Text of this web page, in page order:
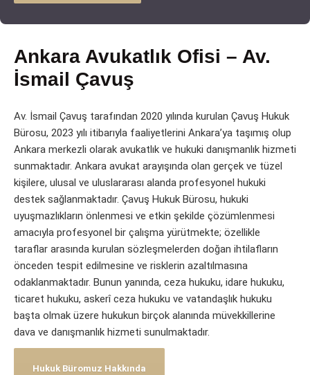
Ankara Avukatlık Ofisi – Av.
İsmail Çavuş
Av. İsmail Çavuş tarafından 2020 yılında kurulan Çavuş Hukuk
Bürosu, 2023 yılı itibarıyla faaliyetlerini Ankara’ya taşımış olup
Ankara merkezli olarak avukatlık ve hukuki danışmanlık hizmeti
sunmaktadır. Ankara avukat arayışında olan gerçek ve tüzel
kişilere, ulusal ve uluslararası alanda profesyonel hukuki
destek sağlanmaktadır. Çavuş Hukuk Bürosu, hukuki
uyuşmazlıkların önlenmesi ve etkin şekilde çözümlenmesi
amacıyla profesyonel bir çalışma yürütmekte; özellikle
taraflar arasında kurulan sözleşmelerden doğan ihtilafların
önceden tespit edilmesine ve risklerin azaltılmasına
odaklanmaktadır. Bunun yanında, ceza hukuku, idare hukuku,
ticaret hukuku, askerî ceza hukuku ve vatandaşlık hukuku
başta olmak üzere hukukun birçok alanında müvekkillerine
dava ve danışmanlık hizmeti sunulmaktadır.
Hukuk Büromuz Hakkında